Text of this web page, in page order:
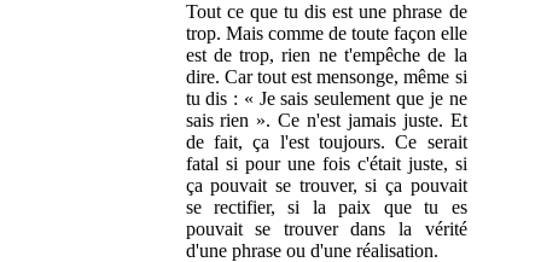
Tout ce que tu dis est une phrase de
trop. Mais comme de toute façon elle
est de trop, rien ne t'empêche de la
dire. Car tout est mensonge, même si
tu dis : « Je sais seulement que je ne
sais rien ». Ce n'est jamais juste. Et
de fait, ça l'est toujours. Ce serait
fatal si pour une fois c'était juste, si
ça pouvait se trouver, si ça pouvait
se rectifier, si la paix que tu es
pouvait se trouver dans la vérité
d'une phrase ou d'une réalisation.